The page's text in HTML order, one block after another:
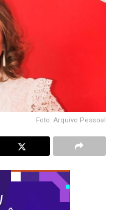
Foto: Arquivo Pessoal